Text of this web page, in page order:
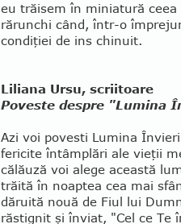
eu trăisem în mi­niatură
ră­runchi când, într-o
condiţiei de ins chinuit.
Liliana Ursu, scriitoare
Poveste despre "Lumina
Azi voi povesti Lumina
fericite întâmplări ale vieţii
călăuză voi alege această
trăită în noaptea cea mai
dăruită nouă de Fiul lui
răstignit şi înviat, "Cel ce Te